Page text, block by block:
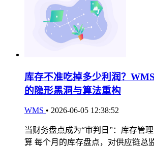
库存不准吃掉多少利润？
的隐形黑洞与算法重构
WMS • 2026-06-05 12:38:52
当财务盘点成为“审判日”：库存管
算 每个月的库存盘点，对供应链总